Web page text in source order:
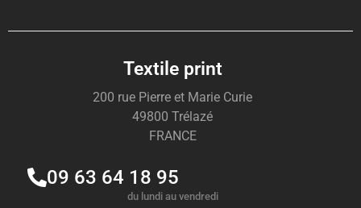
Textile print
200 rue Pierre et Marie Curie
49800 Trélazé
FRANCE
09 63 64 18 95
du lundi au vendredi